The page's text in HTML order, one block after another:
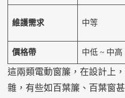
維護需求 中等
價格帶 中低 ~ 中高
這兩類電動窗簾，在設計上
雜，有些如百葉簾、百葉窗